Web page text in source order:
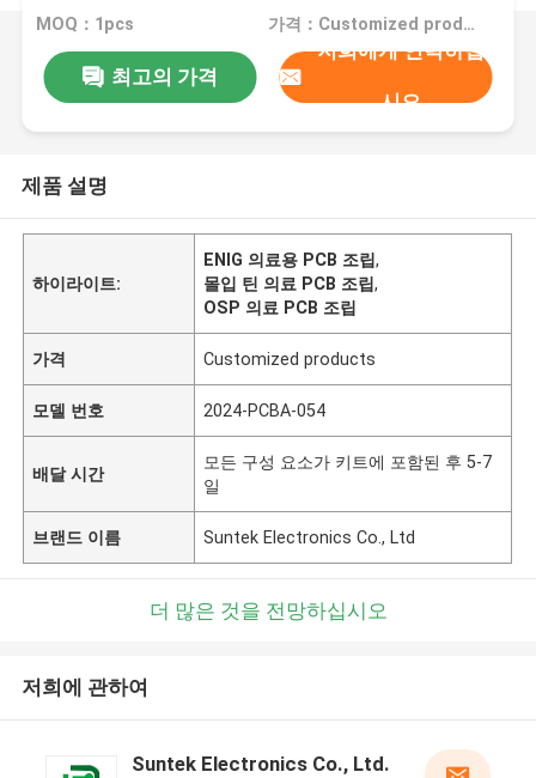
MOQ：1pcs 가격：Customized products
최고의 가격
저희에게 연락하십
시오
제품 설명
하이라이트:
ENIG 의료용 PCB 조립,
몰입 틴 의료 PCB 조립,
OSP 의료 PCB 조립
가격 Customized products
모델 번호 2024-PCBA-054
배달 시간
모든 구성 요소가 키트에 포함된 후 5-7
일
브랜드 이름 Suntek Electronics Co., Ltd
더 많은 것을 전망하십시오
저희에 관하여
Suntek Electronics Co., Ltd.